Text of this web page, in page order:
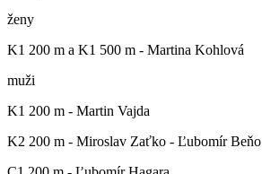
ženy
K1 200 m a K1 500 m - Martina Kohlová
muži
K1 200 m - Martin Vajda
K2 200 m - Miroslav Zaťko - Ľubomír Beňo